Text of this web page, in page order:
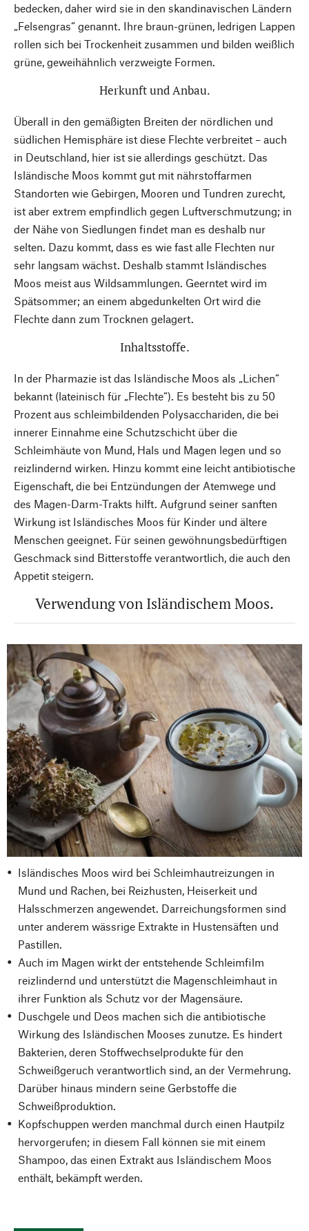
bedecken, daher wird sie in den skandinavischen Ländern
„Felsengras“ genannt. Ihre braun-grünen, ledrigen Lappen
rollen sich bei Trockenheit zusammen und bilden weißlich
grüne, geweihähnlich verzweigte Formen.
Herkunft und Anbau.
Überall in den gemäßigten Breiten der nördlichen und
südlichen Hemisphäre ist diese Flechte verbreitet – auch
in Deutschland, hier ist sie allerdings geschützt. Das
Isländische Moos kommt gut mit nährstoffarmen
Standorten wie Gebirgen, Mooren und Tundren zurecht,
ist aber extrem empfindlich gegen Luftverschmutzung; in
der Nähe von Siedlungen findet man es deshalb nur
selten. Dazu kommt, dass es wie fast alle Flechten nur
sehr langsam wächst. Deshalb stammt Isländisches
Moos meist aus Wildsammlungen. Geerntet wird im
Spätsommer; an einem abgedunkelten Ort wird die
Flechte dann zum Trocknen gelagert.
Inhaltsstoffe.
In der Pharmazie ist das Isländische Moos als „Lichen“
bekannt (lateinisch für „Flechte“). Es besteht bis zu 50
Prozent aus schleimbildenden Polysacchariden, die bei
innerer Einnahme eine Schutzschicht über die
Schleimhäute von Mund, Hals und Magen legen und so
reizlindernd wirken. Hinzu kommt eine leicht antibiotische
Eigenschaft, die bei Entzündungen der Atemwege und
des Magen-Darm-Trakts hilft. Aufgrund seiner sanften
Wirkung ist Isländisches Moos für Kinder und ältere
Menschen geeignet. Für seinen gewöhnungsbedürftigen
Geschmack sind Bitterstoffe verantwortlich, die auch den
Appetit steigern.
Verwendung von Isländischem Moos.
Isländisches Moos wird bei Schleimhautreizungen in
Mund und Rachen, bei Reizhusten, Heiserkeit und
Halsschmerzen angewendet. Darreichungsformen sind
unter anderem wässrige Extrakte in Hustensäften und
Pastillen.
Auch im Magen wirkt der entstehende Schleimfilm
reizlindernd und unterstützt die Magenschleimhaut in
ihrer Funktion als Schutz vor der Magensäure.
Duschgele und Deos machen sich die antibiotische
Wirkung des Isländischen Mooses zunutze. Es hindert
Bakterien, deren Stoffwechselprodukte für den
Schweißgeruch verantwortlich sind, an der Vermehrung.
Darüber hinaus mindern seine Gerbstoffe die
Schweißproduktion.
Kopfschuppen werden manchmal durch einen Hautpilz
hervorgerufen; in diesem Fall können sie mit einem
Shampoo, das einen Extrakt aus Isländischem Moos
enthält, bekämpft werden.